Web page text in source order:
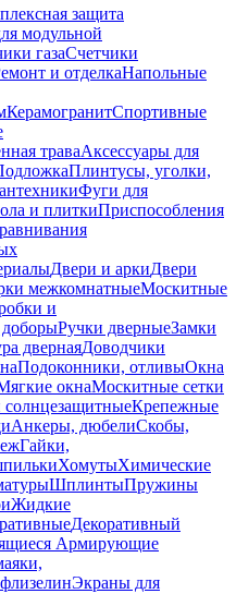
защита
модульной
газаСчетчики
и отделкаНапольные
КерамогранитСпортивные
траваАксессуары для
Плинтусы, уголки,
Фуги для
и плиткиПриспособления
Двери и аркиДвери
межкомнатныеМоскитные
и
Ручки дверныеЗамки
двернаяДоводчики
Подоконники, отливыОкна
окнаМоскитные сетки
Крепежные
Анкеры, дюбелиСкобы,
Гайки,
ХомутыХимические
ШплинтыПружины
Жидкие
Декоративный
Армирующие
Экраны для